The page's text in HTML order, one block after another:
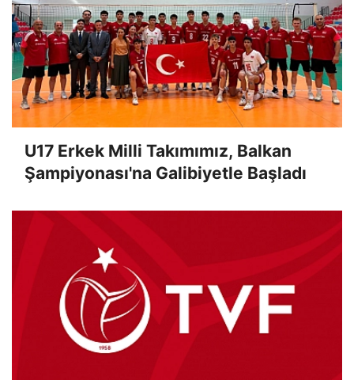
U17 Erkek Milli Takımımız, Balkan
Şampiyonası'na Galibiyetle Başladı